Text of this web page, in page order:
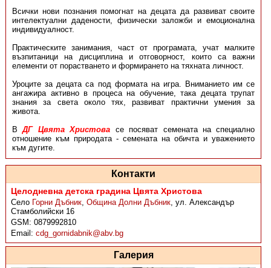
Всички нови познания помогнат на децата да развиват своите
интелектуални дадености, физически заложби и емоционална
индивидуалност.
Практическите занимания, част от програмата, учат малките
възпитаници на дисциплина и отговорност, които са важни
елементи от порастването и формирането на тяхната личност.
Уроците за децата са под формата на игра. Вниманието им се
ангажира активно в процеса на обучение, така децата трупат
знания за света около тях, развиват практични умения за
живота.
ВДГ Цвята Христова се посяват семената на специално
отношение към природата - семената на обичта и уважението
към дугите.
Контакти
Целодневна детска градина Цвята Христова
Село Горни Дъбник,Община Долни Дъбник,ул. Александър
Стамболийски 16
GSM:0879992810
Email:cdg_gornidabnik@abv.bg
Галерия